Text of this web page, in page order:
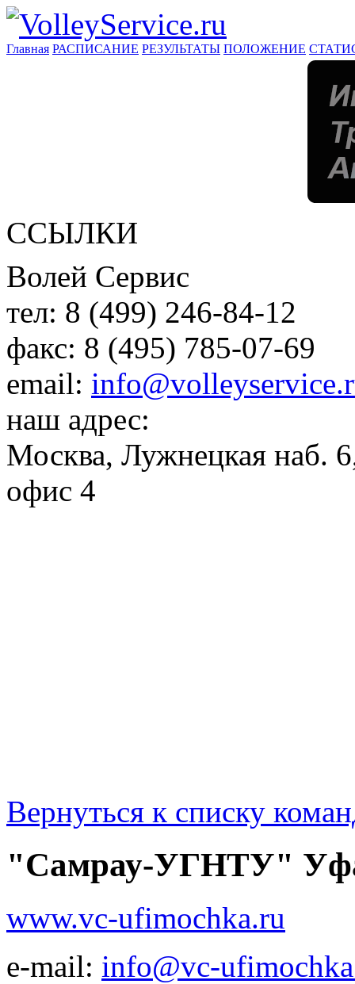
Главная РАСПИСАНИЕ РЕЗУЛЬТАТЫ ПОЛОЖЕНИЕ
ССЫЛКИ
Волей Сервис
тел: 8 (499) 246-84-12
факс: 8 (495) 785-07-69
email:
наш адрес:
Москва, Лужнецкая наб.
офис 4
Вернуться к списку
"Самрау-УГНТУ"
www.vc-ufimochka.ru
e-mail: info@vc-